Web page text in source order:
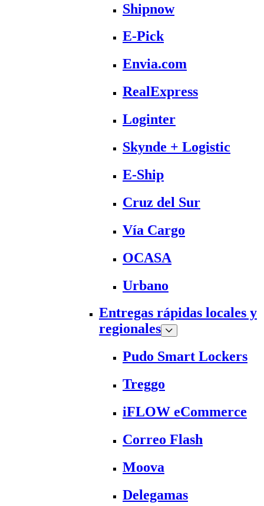
Shipnow
E-Pick
Envia.com
RealExpress
Loginter
Skynde + Logistic
E-Ship
Cruz del Sur
Vía Cargo
OCASA
Urbano
Entregas rápidas locales y
regionales
Pudo Smart Lockers
Treggo
iFLOW eCommerce
Correo Flash
Moova
Delegamas